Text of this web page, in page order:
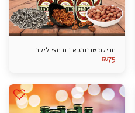
חבילת טובורג אדום חצי ליטר
₪75